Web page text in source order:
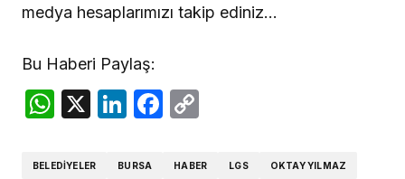
medya hesaplarımızı takip ediniz…
Bu Haberi Paylaş:
WhatsApp
X LinkedIn
Facebook
BELEDIYELER BURSA HABER LGS OKTAY YILMAZ